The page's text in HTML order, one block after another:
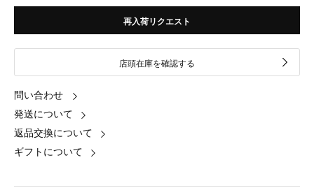
再入荷リクエスト
店頭在庫を確認する
問い合わせ
発送について
返品交換について
ギフトについて